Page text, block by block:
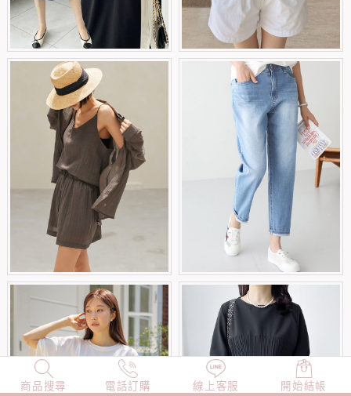
商品搜尋 電話訂購 線上客服 開始結帳
NEW 店長精選 TOP100 小編穿搭